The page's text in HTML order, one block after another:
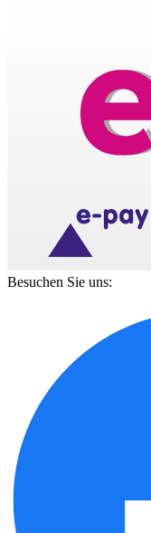
Besuchen Sie uns: